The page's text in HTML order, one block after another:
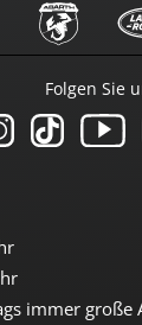
immer große
Folgen Sie